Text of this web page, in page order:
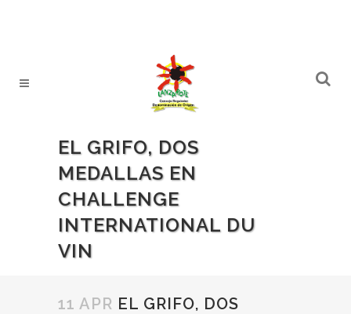
EL GRIFO, DOS
MEDALLAS EN
CHALLENGE
INTERNATIONAL DU
VIN
11 APR EL GRIFO, DOS